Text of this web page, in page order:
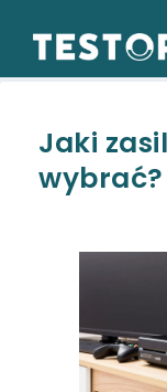
Jaki
wybrać?